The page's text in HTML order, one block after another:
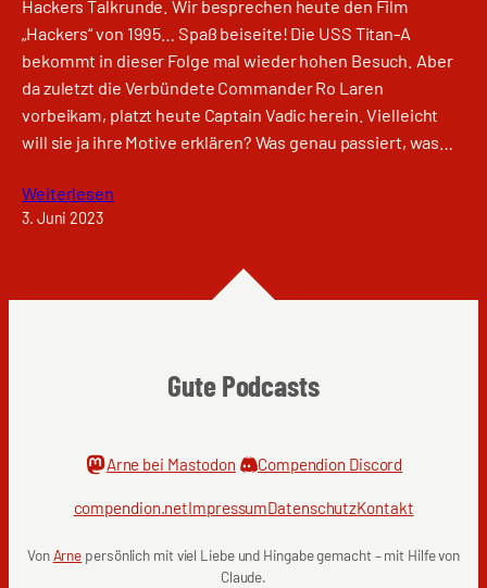
Hackers Talkrunde. Wir besprechen heute den Film
„Hackers“ von 1995… Spaß beiseite! Die USS Titan-A
bekommt in dieser Folge mal wieder hohen Besuch. Aber
da zuletzt die Verbündete Commander Ro Laren
vorbeikam, platzt heute Captain Vadic herein. Vielleicht
will sie ja ihre Motive erklären? Was genau passiert, was…
Weiterlesen
3. Juni 2023
Gute Podcasts
Arne bei Mastodon Compendion Discord
compendion.netImpressumDatenschutzKontakt
VonArne persönlich mit viel Liebe und Hingabe gemacht – mit Hilfe von
Claude.